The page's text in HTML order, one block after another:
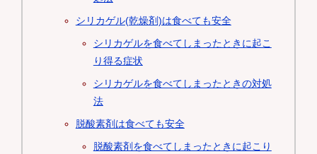
シリカゲル(乾燥剤)は食べても安全
シリカゲルを食べてしまったときに起こ
り得る症状
シリカゲルを食べてしまったときの対処
法
脱酸素剤は食べても安全
脱酸素剤を食べてしまったときに起こり